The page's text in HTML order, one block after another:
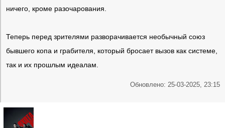
ничего, кроме разочарования.
Теперь перед зрителями разворачивается необычный союз
бывшего копа и грабителя, который бросает вызов как системе,
так и их прошлым идеалам.
Обновлено: 25-03-2025, 23:15